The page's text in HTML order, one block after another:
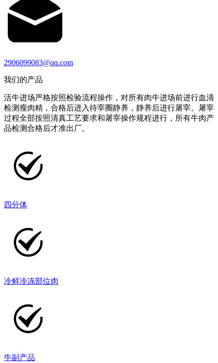
2906099083@qq.com
我们的产品
活牛进场严格按照检验流程操作，对所有肉牛进场前进行血清
检测瘦肉精，合格后进入待宰圈静养，静养后进行屠宰。屠宰
过程全部按照清真工艺要求和屠宰操作规程进行，所有牛肉产
品检测合格后才准出厂。
四分体
冷鲜冷冻部位肉
牛副产品